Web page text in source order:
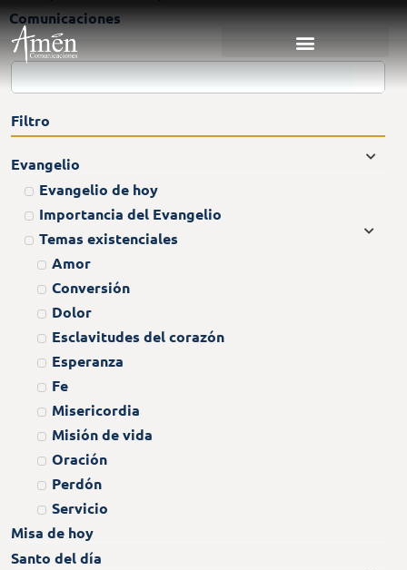
Comunicaciones
Filtro
Evangelio
Evangelio de hoy
Importancia del Evangelio
Temas existenciales
Amor
Conversión
Dolor
Esclavitudes del corazón
Esperanza
Fe
Misericordia
Misión de vida
Oración
Perdón
Servicio
Misa de hoy
Santo del día